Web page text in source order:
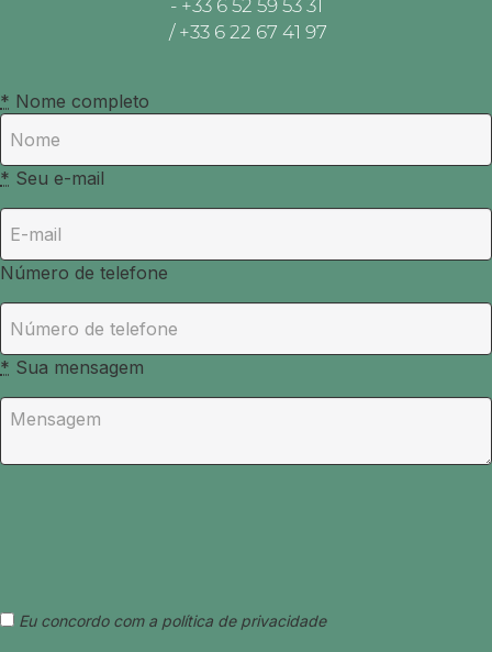
- +33 6 52 59 53 31
/ +33 6 22 67 41 97
* Nome completo
* Seu e-mail
Número de telefone
* Sua mensagem
Eu concordo com a política de privacidade